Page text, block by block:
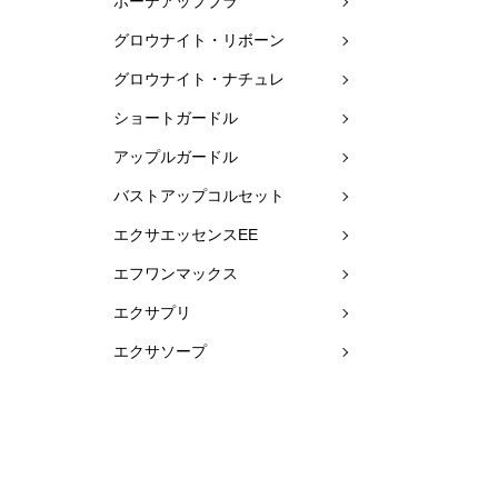
グロウナイト・リボーン
グロウナイト・ナチュレ
ショートガードル
アップルガードル
バストアップコルセット
エクサエッセンスEE
エフワンマックス
エクサプリ
エクサソープ